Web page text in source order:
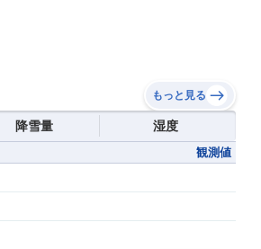
もっと見る
降雪量 湿度
観測値